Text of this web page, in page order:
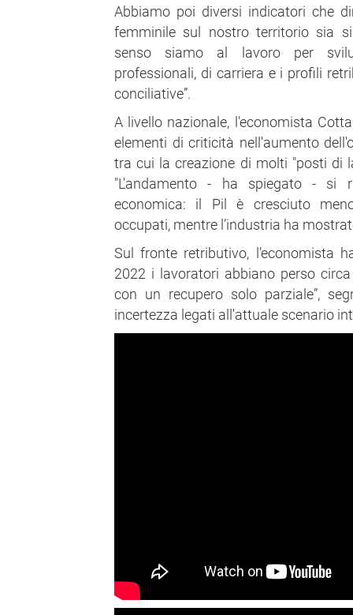
Abbiamo poi diversi indicatori che
femminile sul nostro territorio sia
senso siamo al lavoro per
professionali, di carriera e i profili
conciliative”.
A livello nazionale, l'economista
elementi di criticità nell'aumento
tra cui la creazione di molti "posti di
"L'andamento - ha spiegato - si
economica: il Pil è cresciuto
occupati, mentre l’industria ha
Sul fronte retributivo, l’economista
2022 i lavoratori abbiano perso
con un recupero solo parziale”,
incertezza legati all'attuale scenario